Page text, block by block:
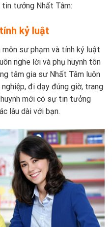
tin tưởng Nhất Tâm:
kỷ luật
môn sư phạm và tính kỷ luật
nghe lời và phụ huynh tôn
tâm gia sư Nhất Tâm luôn
đi dạy đúng giờ, trang
mới có sự tin tưởng
lâu dài với bạn.